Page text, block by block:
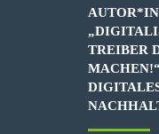
TREIBER